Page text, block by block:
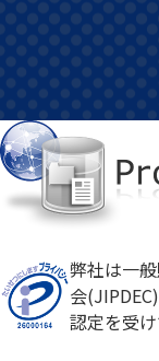
弊社は一
会
認定を受け